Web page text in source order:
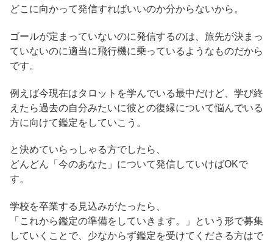
どこに向かって発信すればいいのか分からないから。
ゴールが定まっていないのに発信するのは、旅先が決まっ
ていないのに適当に飛行機に乗っているようなものだから
です。
例えば今現在はタロットを学んでいる最中だけど、学び終
えたら過去の自分みたいに彼との復縁について悩んでいる
方に向けて鑑定をしていこう。
と決めていらっしゃる方でしたら、
どんどん「今のあなた」について発信していけばOKで
す。
学校を卒業する見込みがたったら、
「これから鑑定の準備をしていきます。」という形で募集
していくことで、少なからず鑑定を受けてくださる方はで